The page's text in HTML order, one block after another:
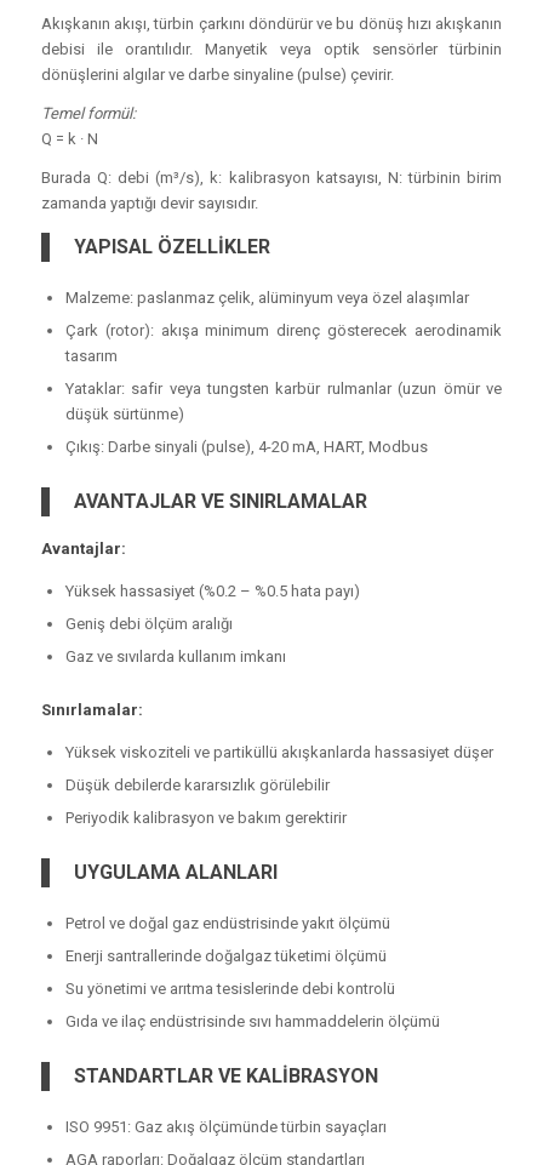
Akışkanın akışı, türbin çarkını döndürür ve bu dönüş hızı akışkanın
debisi ile orantılıdır. Manyetik veya optik sensörler türbinin
dönüşlerini algılar ve darbe sinyaline (pulse) çevirir.
Temel formül:
Q = k · N
Burada Q: debi (m³/s), k: kalibrasyon katsayısı, N: türbinin birim
zamanda yaptığı devir sayısıdır.
YAPISAL ÖZELLİKLER
Malzeme: paslanmaz çelik, alüminyum veya özel alaşımlar
Çark (rotor): akışa minimum direnç gösterecek aerodinamik
tasarım
Yataklar: safir veya tungsten karbür rulmanlar (uzun ömür ve
düşük sürtünme)
Çıkış: Darbe sinyali (pulse), 4-20 mA, HART, Modbus
AVANTAJLAR VE SINIRLAMALAR
Avantajlar:
Yüksek hassasiyet (%0.2 – %0.5 hata payı)
Geniş debi ölçüm aralığı
Gaz ve sıvılarda kullanım imkanı
Sınırlamalar:
Yüksek viskoziteli ve partiküllü akışkanlarda hassasiyet düşer
Düşük debilerde kararsızlık görülebilir
Periyodik kalibrasyon ve bakım gerektirir
UYGULAMA ALANLARI
Petrol ve doğal gaz endüstrisinde yakıt ölçümü
Enerji santrallerinde doğalgaz tüketimi ölçümü
Su yönetimi ve arıtma tesislerinde debi kontrolü
Gıda ve ilaç endüstrisinde sıvı hammaddelerin ölçümü
STANDARTLAR VE KALİBRASYON
ISO 9951: Gaz akış ölçümünde türbin sayaçları
AGA raporları: Doğalgaz ölçüm standartları